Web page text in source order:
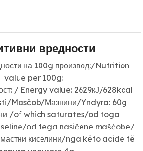
вредности
на 100g производ:/Nutrition
value per 100g:
/ Energy value: 2629кЈ/628kcal
Masčob/Мазнини/Yndyra: 60g
/of which saturates/od toga
od tega nasičene mašćobe/
мастни киселини/nga këto acide të